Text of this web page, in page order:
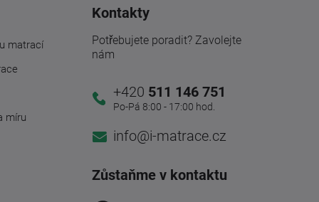
matrací
míru
Kontakty
Potřebujete poradit? Zavolejte
nám
+420 511 146 751
Po-Pá 8:00 - 17:00 hod.
info@i-matrace.cz
Zůstaňme v kontaktu